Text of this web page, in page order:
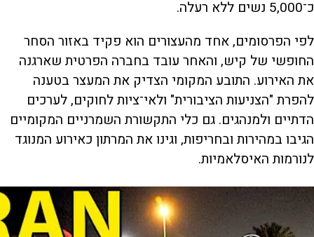
כ־5,000 נשים ללא רעלה.
לפי הפרסומים, אחד מהעצורים הוא פקיד באזור הסחר
החופשי של קיש, והאחר עובד בחברה הפרטית שארגנה
את האירוע. התובע המקומי הצדיק את המעצר בטענה
להפרת "הצניעות הציבורית" ולאי־ציות לחוקים, לערכים
הדתיים ולמנהגים. גם כלי התקשורת השמרניים המקומיים
הגיבו במהירות ובחריפות, וגינו את המרתון כאירוע המנוגד
לנורמות האיסלאמיות.